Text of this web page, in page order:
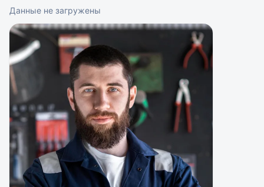
Данные не загружены